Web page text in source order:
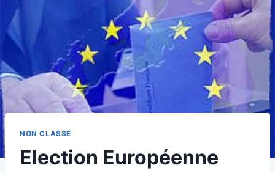
NON CLASSÉ
Election Européenne